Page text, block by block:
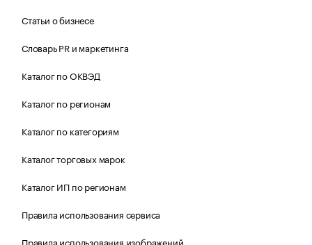
Статьи о бизнесе
Словарь PR и маркетинга
Каталог по ОКВЭД
Каталог по регионам
Каталог по категориям
Каталог торговых марок
Каталог ИП по регионам
Правила использования сервиса
Правила использования изображений